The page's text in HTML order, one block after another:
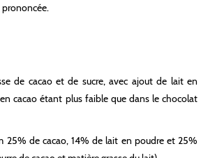
de cacao et de sucre, avec ajout de lait en
cacao étant plus faible que dans le chocolat
25% de cacao, 14% de lait en poudre et 25%